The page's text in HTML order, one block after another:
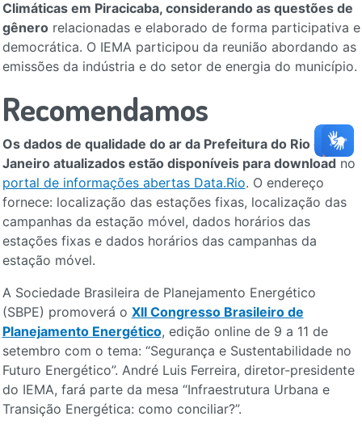
Climáticas em Piracicaba, considerando as questões de
gênerorelacionadas e elaborado de forma participativa e
democrática. O IEMA participou da reunião abordando as
emissões da indústria e do setor de energia do município.
Recomendamos
Os dados de qualidade do ar da Prefeitura do Rio de
Janeiro atualizados estão disponíveis para download no
portal de informações abertas Data.Rio. O endereço
fornece: localização das estações fixas, localização das
campanhas da estação móvel, dados horários das
estações fixas e dados horários das campanhas da
estação móvel.
A Sociedade Brasileira de Planejamento Energético
(SBPE) promoverá o XII Congresso Brasileiro de
Planejamento Energético, edição online de 9 a 11 de
setembro com o tema: “Segurança e Sustentabilidade no
Futuro Energético”. André Luis Ferreira, diretor-presidente
do IEMA, fará parte da mesa “Infraestrutura Urbana e
Transição Energética: como conciliar?”.